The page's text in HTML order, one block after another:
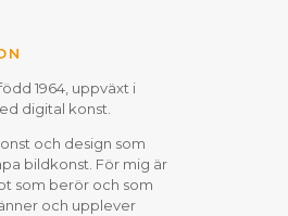
1964, uppväxt i
digital konst.
och design som
bildkonst. För mig är
som berör och som
och upplever